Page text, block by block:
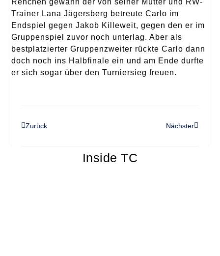
Renchen gewann der von seiner Mutter und RW-
Trainer Lana Jägersberg betreute Carlo im
Endspiel gegen Jakob Killeweit, gegen den er im
Gruppenspiel zuvor noch unterlag. Aber als
bestplatzierter Gruppenzweiter rückte Carlo dann
doch noch ins Halbfinale ein und am Ende durfte
er sich sogar über den Turniersieg freuen.
Zurück Nächster
Inside TC